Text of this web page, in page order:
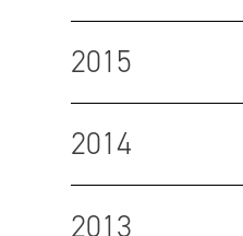
2015
2014
2013